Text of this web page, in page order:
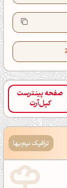
صفحه پینترست
کپل‌آرت
ترافیک نیم‌بها